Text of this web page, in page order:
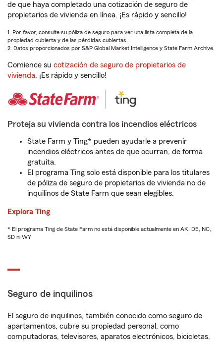
de que haya completado una cotización de seguro de
propietarios de vivienda en línea. ¡Es rápido y sencillo!
1. Por favor, consulte su póliza de seguro para ver una lista completa de la
propiedad cubierta y de las pérdidas cubiertas.
2. Datos proporcionados por S&P Global Market Intelligence y State Farm Archive.
Comience su cotización de seguro de propietarios de
vivienda. ¡Es rápido y sencillo!
Proteja su vivienda contra los incendios eléctricos
State Farm y Ting* pueden ayudarle a prevenir
incendios eléctricos antes de que ocurran, de forma
gratuita.
El programa Ting solo está disponible para los titulares
de póliza de seguro de propietarios de vivienda no de
inquilinos de State Farm que sean elegibles.
Explora Ting
* El programa Ting de State Farm no está disponible actualmente en AK, DE, NC,
SD ni WY
Seguro de inquilinos
El seguro de inquilinos, también conocido como seguro de
apartamentos, cubre su propiedad personal, como
computadoras, televisores, aparatos electrónicos, bicicletas,